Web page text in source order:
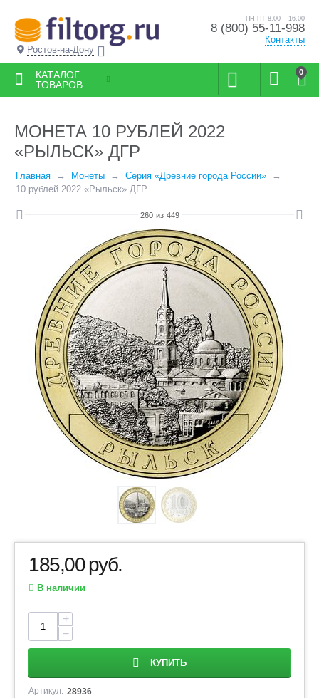
Ростов-на-Дону
ПН-ПТ 8.00 – 16.00
8 (800) 55-11-998
Контакты
0
КАТАЛОГ
ТОВАРОВ
МОНЕТА 10 РУБЛЕЙ 2022
«РЫЛЬСК» ДГР
Главная Монеты
Серия «Древние города России»
10 рублей 2022 «Рыльск» ДГР
260 из 449
185,00руб.
В наличии
+
−
КУПИТЬ
Артикул: 28936